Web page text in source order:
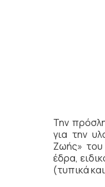
Την
για την
Ζωής» του
έδρα,
(τυπικά